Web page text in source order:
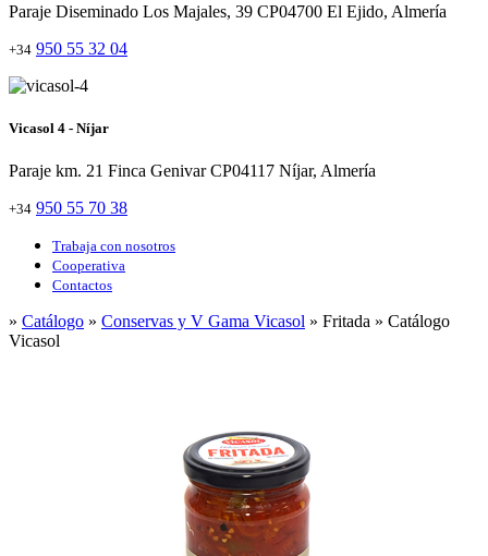
Paraje Diseminado Los Majales, 39 CP04700 El Ejido, Almería
+34 950 55 32 04
Vicasol 4 - Níjar
Paraje km. 21 Finca Genivar CP04117 Níjar, Almería
+34 950 55 70 38
Trabaja con nosotros
Cooperativa
Contactos
» Catálogo » Conservas y V Gama Vicasol » Fritada » Catálogo
Vicasol